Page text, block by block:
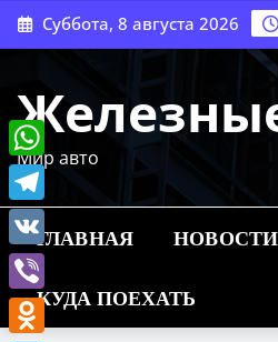
Перейти
к
Суббота, 8 августа 2026
Мир авто
ГЛАВНАЯ
КУДА ПОЕХАТЬ
WhatsApp
Telegram
VK
Viber